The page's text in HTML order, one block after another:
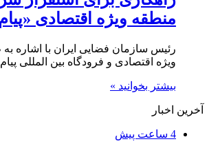
منطقه ویژه اقتصادی
رئیس سازمان فضایی ایران با اشاره
ویژه اقتصادی و فرودگاه بین المللی
بیشتر بخوانید »
آخرین اخبار
4 ساعت پیش